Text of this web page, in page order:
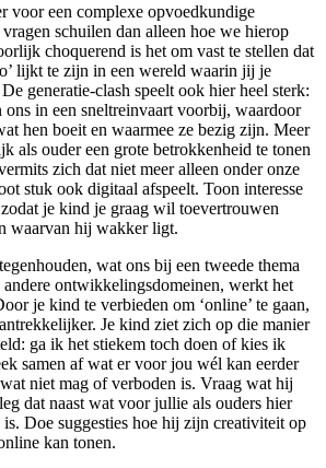
voor een complexe opvoedkundige
schuilen dan alleen hoe we hierop
choquerend is het om vast te stellen dat
lijkt te zijn in een wereld waarin jij je
generatie-clash speelt ook hier heel sterk:
ons in een sneltreinvaart voorbij, waardoor
hen boeit en waarmee ze bezig zijn. Meer
als ouder een grote betrokkenheid te tonen
zich dat niet meer alleen onder onze
stuk ook digitaal afspeelt. Toon interesse
je kind je graag wil toevertrouwen
waarvan hij wakker ligt.
wat ons bij een tweede thema
ontwikkelingsdomeinen, werkt het
je kind te verbieden om ‘online’ te gaan,
Je kind ziet zich op die manier
ga ik het stiekem toch doen of kies ik
samen af wat er voor jou wél kan eerder
niet mag of verboden is. Vraag wat hij
dat naast wat voor jullie als ouders hier
Doe suggesties hoe hij zijn creativiteit op
kan tonen.